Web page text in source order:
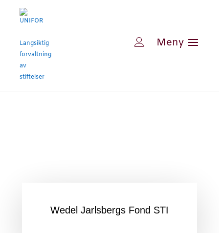
Wedel Jarlsbergs Fond STI